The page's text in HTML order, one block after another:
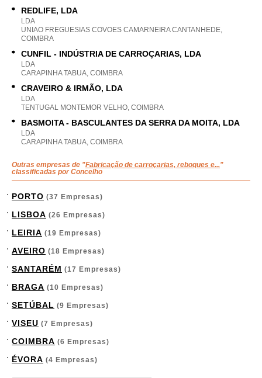
REDLIFE, LDA
LDA
UNIAO FREGUESIAS COVOES CAMARNEIRA CANTANHEDE,
COIMBRA
CUNFIL - INDÚSTRIA DE CARROÇARIAS, LDA
LDA
CARAPINHA TABUA, COIMBRA
CRAVEIRO & IRMÃO, LDA
LDA
TENTUGAL MONTEMOR VELHO, COIMBRA
BASMOITA - BASCULANTES DA SERRA DA MOITA, LDA
LDA
CARAPINHA TABUA, COIMBRA
Outras empresas de "Fabricação de carroçarias, reboques e..."
classificadas por Concelho
PORTO (37 Empresas)
LISBOA (26 Empresas)
LEIRIA (19 Empresas)
AVEIRO (18 Empresas)
SANTARÉM (17 Empresas)
BRAGA (10 Empresas)
SETÚBAL (9 Empresas)
VISEU (7 Empresas)
COIMBRA (6 Empresas)
ÉVORA (4 Empresas)